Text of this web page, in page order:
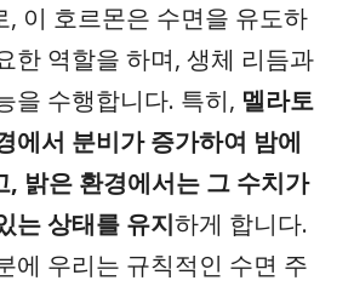
, 이 호르몬은 수면을 유도하
한 역할을 하며, 생체 리듬과
을 수행합니다. 특히, 멜라토
에서 분비가 증가하여 밤에
, 밝은 환경에서는 그 수치가
는 상태를 유지하게 합니다.
에 우리는 규칙적인 수면 주